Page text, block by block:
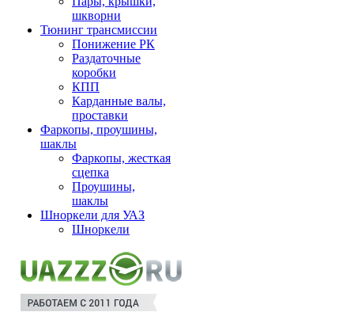
шкворни
Тюнинг трансмиссии
Понижение РК
Раздаточные
коробки
КПП
Карданные валы,
проставки
Фаркопы, проушины,
шаклы
Фаркопы, жесткая
сцепка
Проушины,
шаклы
Шноркели для УАЗ
Шноркели